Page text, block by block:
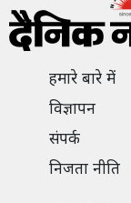
हमारे बारे में
विज्ञापन
संपर्क
निजता नीति